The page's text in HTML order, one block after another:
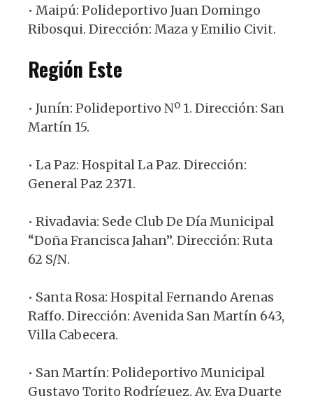
• Maipú: Polideportivo Juan Domingo
Ribosqui. Dirección: Maza y Emilio Civit.
Región Este
• Junín: Polideportivo Nº 1. Dirección: San
Martín 15.
• La Paz: Hospital La Paz. Dirección:
General Paz 2371.
• Rivadavia: Sede Club De Día Municipal
“Doña Francisca Jahan”. Dirección: Ruta
62 S/N.
• Santa Rosa: Hospital Fernando Arenas
Raffo. Dirección: Avenida San Martín 643,
Villa Cabecera.
• San Martín: Polideportivo Municipal
Gustavo Torito Rodríguez, Av. Eva Duarte